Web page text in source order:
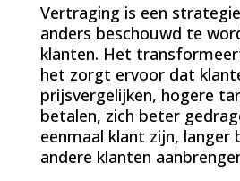
Vertraging is een
anders beschouwd te
klanten. Het
het zorgt ervoor dat
prijsvergelijken, hogere
betalen, zich beter
eenmaal klant zijn, langer
andere klanten